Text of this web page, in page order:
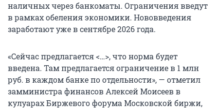
наличных через банкоматы. Ограничения введут
в рамках обеления экономики. Нововведения
заработают уже в сентябре 2026 года.
«Сейчас предлагается <…>, что норма будет
введена. Там предлагается ограничение в 1 млн
руб. в каждом банке по отдельности», — отметил
замминистра финансов Алексей Моисеев в
кулуарах Биржевого форума Московской биржи,